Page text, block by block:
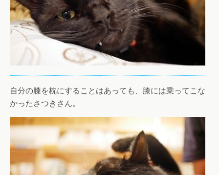
自分の膝を枕にすることはあっても、膝には乗ってこな
かったさつきさん。